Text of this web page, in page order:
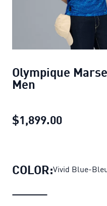
Olympique
Men
$1,899.00
COLOR:Vivid Blue-